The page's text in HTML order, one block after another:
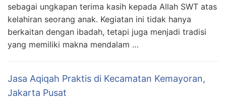
sebagai ungkapan terima kasih kepada Allah SWT atas
kelahiran seorang anak. Kegiatan ini tidak hanya
berkaitan dengan ibadah, tetapi juga menjadi tradisi
yang memiliki makna mendalam …
Jasa Aqiqah Praktis di Kecamatan Kemayoran,
Jakarta Pusat